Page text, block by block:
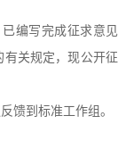
编写完成征求意见
关规定，现公开征
馈到标准工作组。